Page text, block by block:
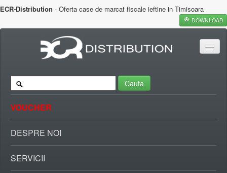
ECR-Distribution - Oferta case de marcat fiscale ieftine in Timisoara
DOWNLOAD
Cauta
VOUCHER
DESPRE NOI
SERVICII